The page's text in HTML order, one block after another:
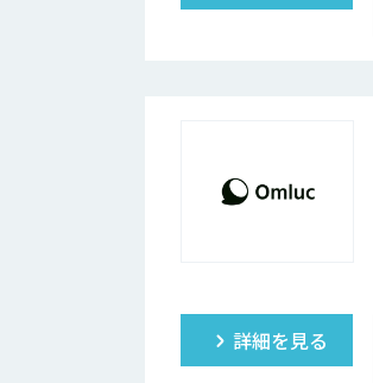
詳細を見る